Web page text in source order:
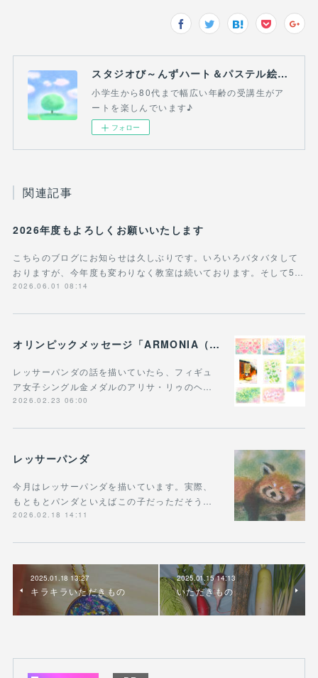
スタジオび～んずハート＆パステル絵画教室(吉祥寺・三鷹・熊谷）
小学生から80代まで幅広い年齢の受講生がア
ートを楽しんでいます♪
フォロー
関連記事
2026年度もよろしくお願いいたします
こちらのブログにお知らせは久しぶりです。いろいろバタバタして
おりますが、今年度も変わりなく教室は続いております。そして5…
2026.06.01 08:14
オリンピックメッセージ「ARMONIA（調和）」 明確な「調和」の象徴、三原色の直接的な具現化＆レッサーパンダ
レッサーパンダの話を描いていたら、フィギュ
ア女子シングル金メダルのアリサ・リゥのヘ…
2026.02.23 06:00
レッサーパンダ
今月はレッサーパンダを描いています。実際、
もともとパンダといえばこの子だっただそう…
2026.02.18 14:11
2025.01.18 13:27
キラキラいただきもの
2025.01.15 14:13
いただきもの